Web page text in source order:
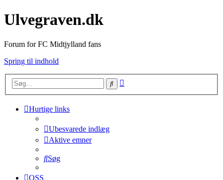
Ulvegraven.dk
Forum for FC Midtjylland fans
Spring til indhold
Søg
Hurtige links
Ubesvarede indlæg
Aktive emner
Søg
OSS